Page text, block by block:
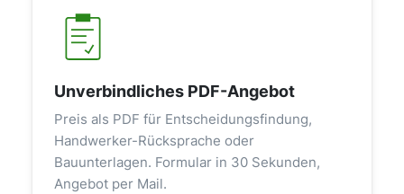
Unverbindliches PDF-Angebot
Preis als PDF für Entscheidungsfindung,
Handwerker-Rücksprache oder
Bauunterlagen. Formular in 30 Sekunden,
Angebot per Mail.